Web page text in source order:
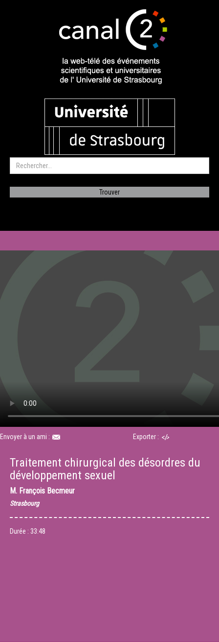
Envoyer à un ami : Exporter :
Traitement chirurgical des désordres du
développement sexuel
M. François Becmeur
Strasbourg
Durée : 33:48